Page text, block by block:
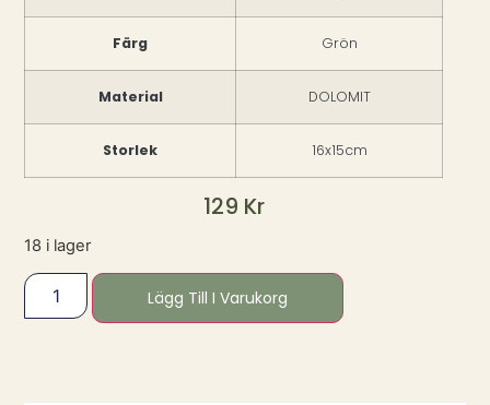
Färg Grön
Material DOLOMIT
Storlek 16x15cm
129 Kr
18 i lager
Lägg Till I Varukorg